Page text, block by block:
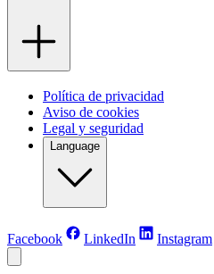
Política de privacidad
Aviso de cookies
Legal y seguridad
Language
Facebook LinkedIn Instagram